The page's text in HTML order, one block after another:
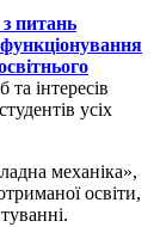
питань
функціонування
інтересів
усіх
механіка»,
освіти,